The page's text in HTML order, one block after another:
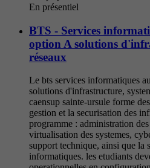
En présentiel
BTS - Services
option A solutions
réseaux
Le bts services informatiques
solutions d'infrastructure,
caensup sainte-ursule forme
gestion et la securisation des
programme : administration
virtualisation des systemes,
support technique, ainsi que la
informatiques. les etudiants